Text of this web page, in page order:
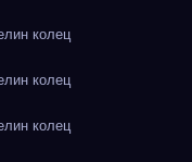
колец
колец
колец